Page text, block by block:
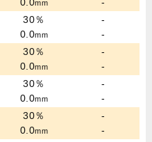
0.0mm
-
30％
0.0mm
-
-
30％
0.0mm
-
-
30％
0.0mm
-
-
30％
0.0mm
-
-